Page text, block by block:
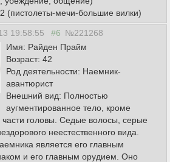
(пистолеты-мечи-большие вилки)
19:58:55 #6 №221268
Имя: Райден Прайм
Возраст: 42
Род деятельности: Наемник-
авантюрист
Внешний вид: Полностью
аугментированное тело, кроме
части головы. Седые волосы, серые
неестественного вида.
является его главным
и его главным орудием. Оно